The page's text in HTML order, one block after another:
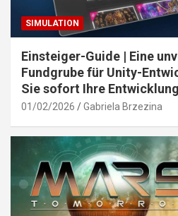
SIMULATION
Einsteiger-Guide | Eine
Fundgrube für Unity-
Sie sofort Ihre
01/02/2026 Gabriela Brzezina